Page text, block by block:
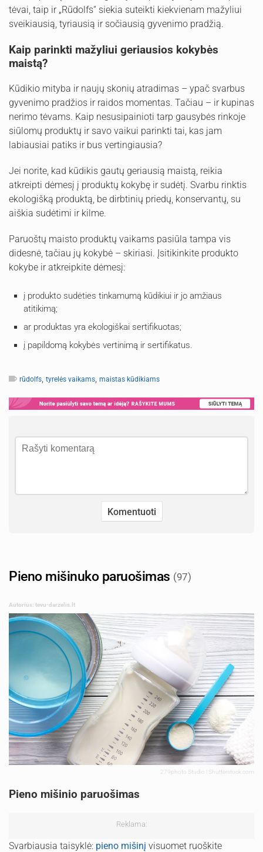
tėvai, taip ir „Rūdolfs“ siekia suteikti kiekvienam mažyliui
sveikiausią, tyriausią ir sočiausią gyvenimo pradžią.
Kaip parinkti mažyliui geriausios kokybės
maistą?
Kūdikio mityba ir naujų skonių atradimas – ypač svarbus
gyvenimo pradžios ir raidos momentas. Tačiau – ir kupinas
nerimo tėvams. Kaip nesusipainioti tarp gausybės rinkoje
siūlomų produktų ir savo vaikui parinkti tai, kas jam
labiausiai patiks ir bus vertingiausia?
Jei norite, kad kūdikis gautų geriausią maistą, reikia
atkreipti dėmesį į produktų kokybę ir sudėtį. Svarbu rinktis
ekologišką produktą, be dirbtinių priedų, konservantų, su
aiškia sudėtimi ir kilme.
Paruoštų maisto produktų vaikams pasiūla tampa vis
didesnė, tačiau jų kokybė – skiriasi. Įsitikinkite produkto
kokybe ir atkreipkite dėmesį:
į produkto sudėties tinkamumą kūdikiui ir jo amžiaus
atitikimą;
ar produktas yra ekologiškai sertifikuotas;
į papildomą kokybės vertinimą ir sertifikatus.
rūdolfs tyrelės vaikams maistas kūdikiams
Pieno mišinuko paruošimas (97)
Autorius: tevu-darzelis.lt
279photo Studio | Shutterstock.com
Pieno mišinio paruošimas
Reklama:
Svarbiausia taisyklė: pieno mišinį visuomet ruoškite